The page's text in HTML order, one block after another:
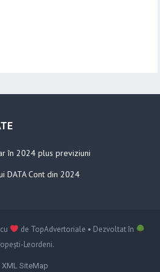
în 2024 plus previziuni
DATA Cont din 2024
de TopAdvertoriale • Dezvoltat în
Leordeni.
XML SiteMap